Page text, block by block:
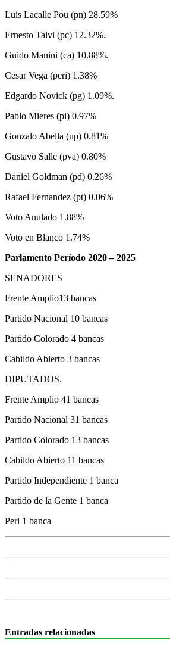
Luis Lacalle Pou (pn) 28.59%
Ernesto Talvi (pc) 12.32%.
Guido Manini (ca) 10.88%.
Cesar Vega (peri) 1.38%
Edgardo Novick (pg) 1.09%.
Pablo Mieres (pi) 0.97%
Gonzalo Abella (up) 0.81%
Gustavo Salle (pva) 0.80%
Daniel Goldman (pd) 0.26%
Rafael Fernandez (pt) 0.06%
Voto Anulado 1.88%
Voto en Blanco 1.74%
Parlamento Período 2020 – 2025
SENADORES
Frente Amplio13 bancas
Partido Nacional 10 bancas
Partido Colorado 4 bancas
Cabildo Abierto 3 bancas
DIPUTADOS.
Frente Amplio 41 bancas
Partido Nacional 31 bancas
Partido Colorado 13 bancas
Cabildo Abierto 11 bancas
Partido Independiente 1 banca
Partido de la Gente 1 banca
Peri 1 banca
Entradas relacionadas